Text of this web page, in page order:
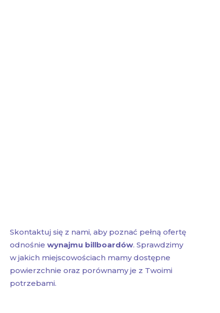
Skontaktuj się z nami, aby poznać pełną ofertę
odnośnie wynajmu billboardów. Sprawdzimy
w jakich miejscowościach mamy dostępne
powierzchnie oraz porównamy je z Twoimi
potrzebami.